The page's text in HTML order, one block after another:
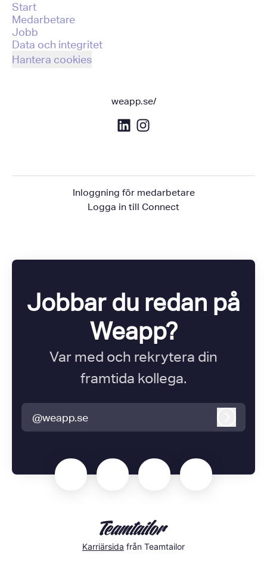
Start
Medarbetare
Jobb
Data och integritet
Hantera cookies
weapp.se/
Inloggning för medarbetare
Logga in till Connect
Jobbar du redan på
Weapp?
Var med och rekrytera din
framtida kollega.
@weapp.se
Karriärsida från Teamtailor